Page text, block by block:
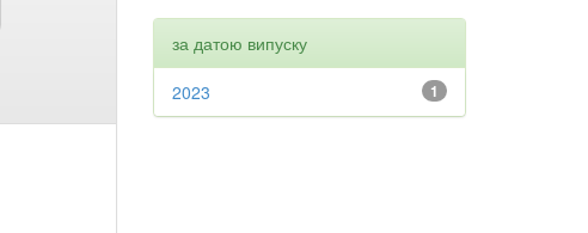
за датою випуску
1
2023